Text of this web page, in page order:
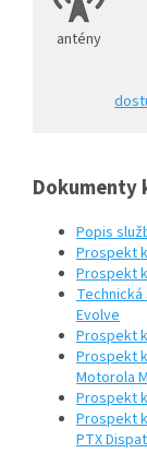
antény
Dokumenty
Popis
Prospekt
Prospekt
Evolve
Prospekt
Prospekt
Motorola
Prospekt
Prospekt
PTX